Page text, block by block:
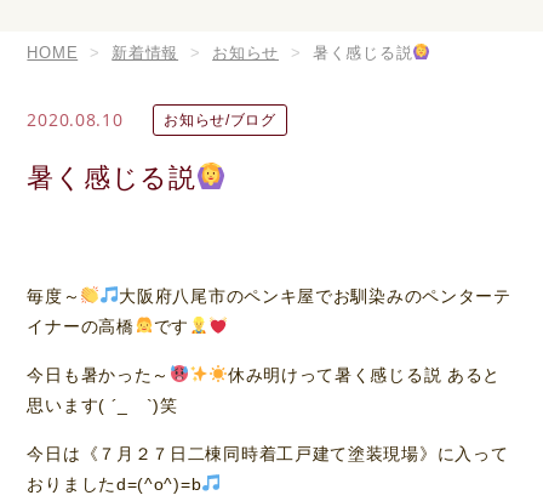
HOME 新着情報 お知らせ 暑く感じる説
2020.08.10 お知らせ/ブログ
暑く感じる説
毎度～
大阪府八尾市のペンキ屋でお馴染みのペンターテ
イナーの高橋
です
今日も暑かった～
休み明けって暑く感じる説 あると
思います( ´_ゝ`)笑
今日は《７月２７日二棟同時着工戸建て塗装現場》に入って
おりましたd=(^o^)=b